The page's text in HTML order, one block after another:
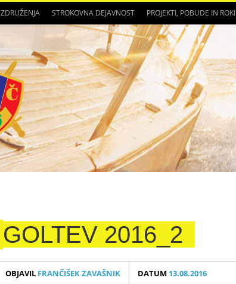
ZDRUŽENJA STROKOVNA DEJAVNOST PROJEKTI, POBUDE IN ROKI
GOLTEV 2016_2
OBJAVIL FRANČIŠEK ZAVAŠNIK DATUM 13.08.2016